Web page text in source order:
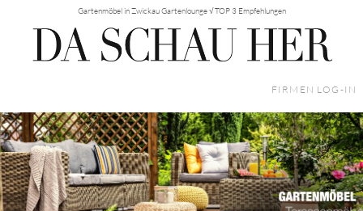
Gartenmöbel in Zwickau Gartenlounge √ TOP 3 Empfehlungen
FIRMEN LOG-IN